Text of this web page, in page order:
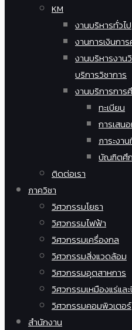
KM
งานบริหารทั่วไป
งานการเงินกา
งานบริหารงาน
บริการวิชาการ
งานบริการการ
ทะเบียน
การเสน
ภาระงา
บัณฑิตศึ
ติดต่อเรา
ภาควิชา
วิศวกรรมโยธา
วิศวกรรมไฟฟ้า
วิศวกรรมเครื่องกล
วิศวกรรมสิ่งแวดล้อม
วิศวกรรมอุตสาหการ
วิศวกรรมเหมืองแร่แล
วิศวกรรมคอมพิวเตอร์
สำนักงาน